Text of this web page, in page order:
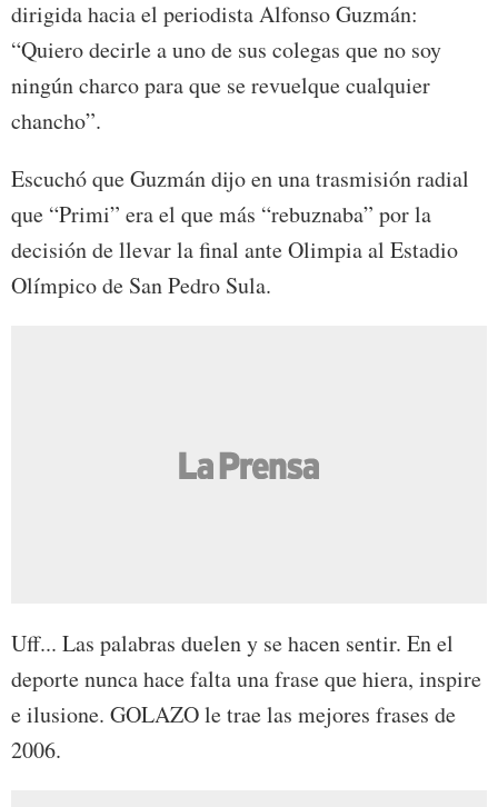
dirigida hacia el periodista Alfonso Guzmán:
“Quiero decirle a uno de sus colegas que no soy
ningún charco para que se revuelque cualquier
chancho”.
Escuchó que Guzmán dijo en una trasmisión radial
que “Primi” era el que más “rebuznaba” por la
decisión de llevar la final ante Olimpia al Estadio
Olímpico de San Pedro Sula.
Uff... Las palabras duelen y se hacen sentir. En el
deporte nunca hace falta una frase que hiera, inspire
e ilusione. GOLAZO le trae las mejores frases de
2006.